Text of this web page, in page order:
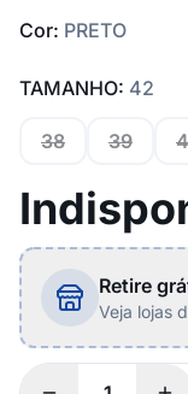
Cor: PRETO
TAMANHO: 42
38 39
Retire
Veja lojas